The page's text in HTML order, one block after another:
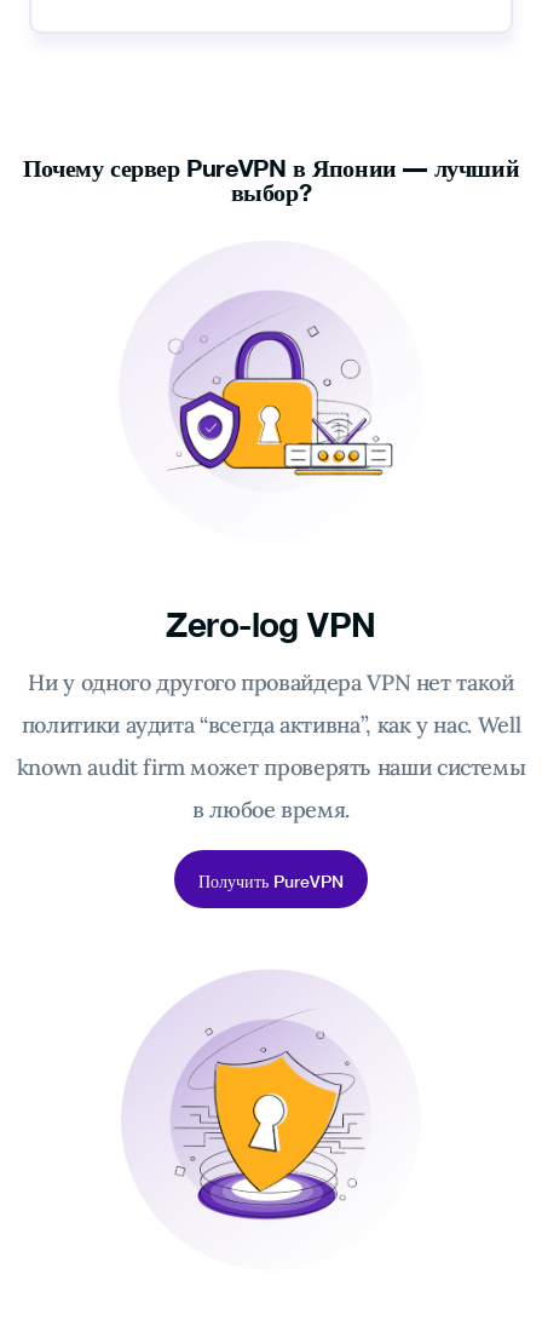
Почему сервер PureVPN в Японии — лучший
выбор?
Zero-log VPN
Ни у одного другого провайдера VPN нет такой
политики аудита “всегда активна”, как у нас. Well
known audit firm может проверять наши системы
в любое время.
Получить PureVPN